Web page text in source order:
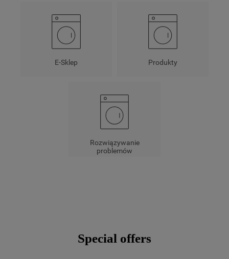
E-Sklep Produkty
Rozwiązywanie
problemów
Special offers